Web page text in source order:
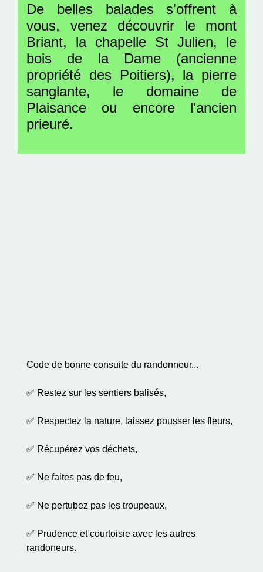
De belles balades s'offrent à
vous, venez découvrir le mont
Briant, la chapelle St Julien, le
bois de la Dame (ancienne
propriété des Poitiers), la pierre
sanglante, le domaine de
Plaisance ou encore l'ancien
prieuré.
Code de bonne consuite du randonneur...
✅ Restez sur les sentiers balisés,
✅ Respectez la nature, laissez pousser les fleurs,
✅ Récupérez vos déchets,
✅ Ne faites pas de feu,
✅ Ne pertubez pas les troupeaux,
✅ Prudence et courtoisie avec les autres
randoneurs.